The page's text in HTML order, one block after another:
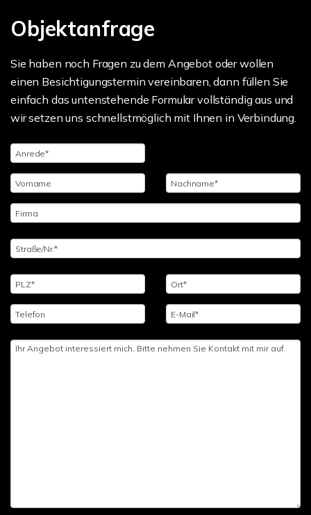
Objektanfrage
Sie haben noch Fragen zu dem Angebot oder wollen
einen Besichtigungstermin vereinbaren, dann füllen Sie
einfach das untenstehende Formular vollständig aus und
wir setzen uns schnellstmöglich mit Ihnen in Verbindung.